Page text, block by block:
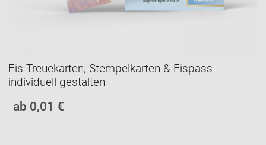
Eis Treuekarten, Stempelkarten & Eispass
individuell gestalten
ab 0,01 €